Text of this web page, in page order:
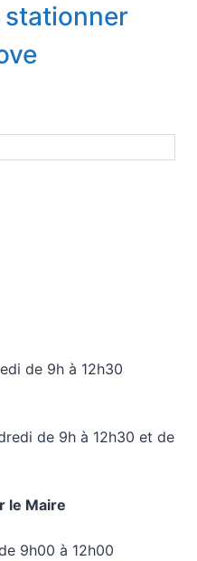
de 9h à 12h30
de 9h à 12h30 et de
le Maire
9h00 à 12h00